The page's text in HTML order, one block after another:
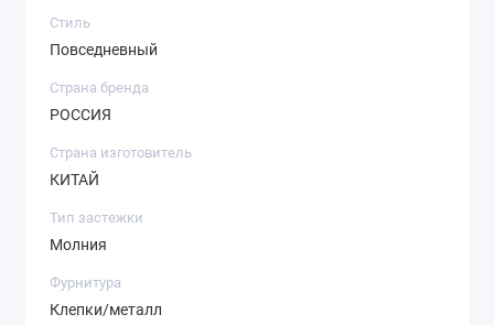
Стиль
Повседневный
Страна бренда
РОССИЯ
Страна изготовитель
КИТАЙ
Тип застежки
Молния
Фурнитура
Клепки/металл